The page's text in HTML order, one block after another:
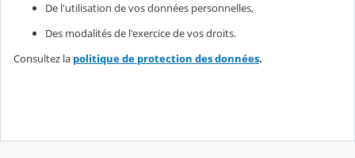
De l'utilisation de vos données personnelles,
Des modalités de l'exercice de vos droits.
Consultez la politique de protection des données.